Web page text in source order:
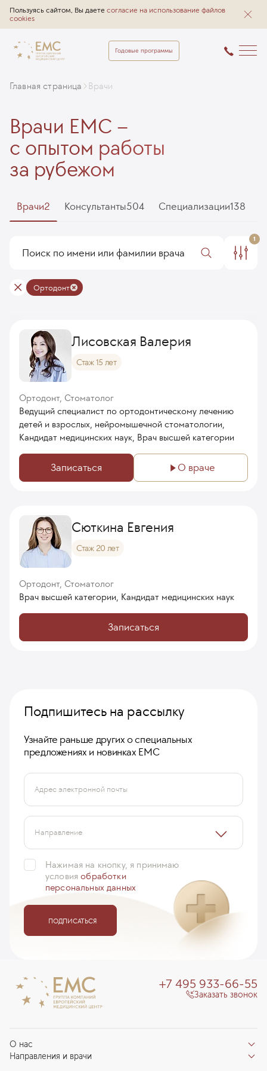
Пользуясь сайтом, Вы даете согласие на использование файлов
cookies
Годовые программы
Главная страница Врачи
Врачи EMC –
с опытом работы
за рубежом
Врачи2 Консультанты504 Специализации138
1
Ортодонт
Лисовская Валерия
Стаж 15 лет
Ортодонт, Стоматолог
Ведущий специалист по ортодонтическому лечению
детей и взрослых, нейромышечной стоматологии,
Кандидат медицинских наук, Врач высшей категории
Записаться О враче
Сюткина Евгения
Стаж 20 лет
Ортодонт, Стоматолог
Врач высшей категории, Кандидат медицинских наук
Записаться
Подпишитесь на рассылку
Узнайте раньше других о специальных
предложениях и новинках ЕМС
Адрес электронной почты
Направление
Нажимая на кнопку, я принимаю
условияобработки
персональных данных
ПОДПИСАТЬСЯ
О нас
Отзывы пациентов
Направления и врачи
+7 495 933-66-55
Заказать звонок